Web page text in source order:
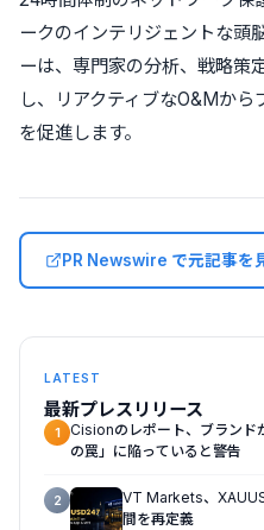
ークのインテリジェントな頭
ーは、専門家の分析、戦略策
し、リアクティブなO&Mか
を促進します。
PR Newswire で元記事を
LATEST
最新プレスリリース
1
Cisionのレポート、ブランド
の罠」に陥っていると警告
2
VT Markets、
間を再定義